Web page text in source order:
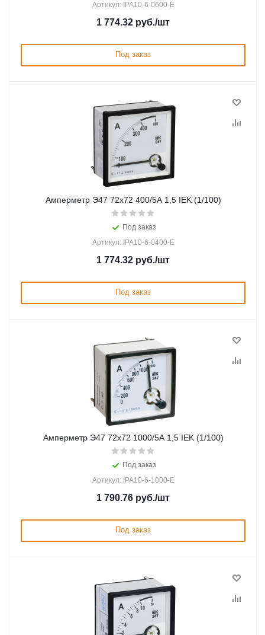
Артикул: IPA10-6-0600-E
1 774.32 руб./шт
Под заказ
Амперметр Э47 72х72 400/5А 1,5 IEK (1/100)
Под заказ
Артикул: IPA10-6-0400-E
1 774.32 руб./шт
Под заказ
Амперметр Э47 72х72 1000/5А 1,5 IEK (1/100)
Под заказ
Артикул: IPA10-6-1000-E
1 790.76 руб./шт
Под заказ